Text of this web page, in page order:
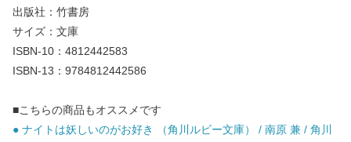
出版社：竹書房
サイズ：文庫
ISBN-10：4812442583
ISBN-13：9784812442586
■こちらの商品もオススメです
● ナイトは妖しいのがお好き （角川ルビー文庫） / 南原 兼 / 角川